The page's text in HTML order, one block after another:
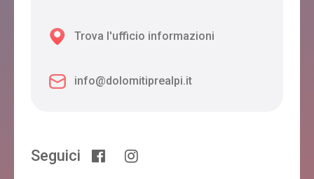
Trova l'ufficio informazioni
info@dolomitiprealpi.it
Seguici